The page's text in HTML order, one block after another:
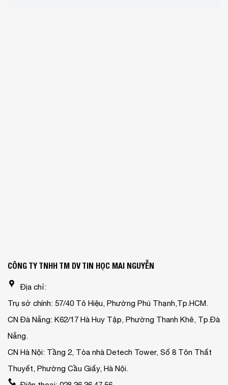
CÔNG TY TNHH TM DV TIN HỌC MAI NGUYỄN
Địa chỉ:
Trụ sở chính: 57/40 Tô Hiệu, Phường Phú Thạnh,Tp.HCM.
CN Đà Nẵng: K62/17 Hà Huy Tập, Phường Thanh Khê, Tp.Đà
Nẵng.
CN Hà Nội: Tầng 2, Tòa nhà Detech Tower, Số 8 Tôn Thất
Thuyết, Phường Cầu Giấy, Hà Nội.